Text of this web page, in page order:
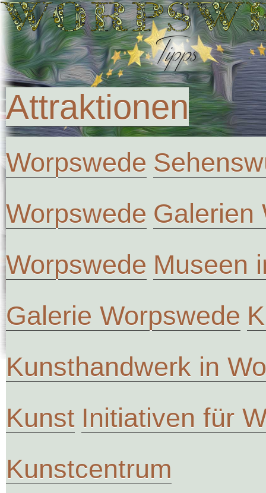
Attraktionen
Worpswede
Worpswede Galerien
Worpswede Museen
Galerie Worpswede
Kunsthandwerk in
Kunst Initiativen für
Kunstcentrum